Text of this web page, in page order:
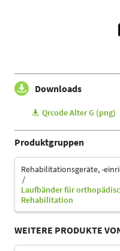
Downloads
Qrcode Alter G (png)
Produktgruppen
Rehabilitationsgeräte, -
Laufbänder für
Rehabilitation
WEITERE PRODUKTE